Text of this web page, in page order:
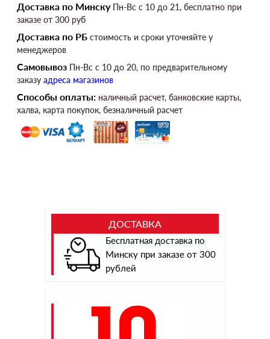
Доставка по МинскуПн-Вс c 10 до 21, бесплатно при
заказе от 300 руб
Доставка по РБ стоимость и сроки уточняйте у
менеджеров
Самовывоз Пн-Вс c 10 до 20, по предварительному
заказу адреса магазинов
Способы оплаты: наличный расчет, банковские карты,
халва, карта покупок, безналичный расчет
ДОСТАВКА
Бесплатная доставка по
Минску при заказе от 300
рублей